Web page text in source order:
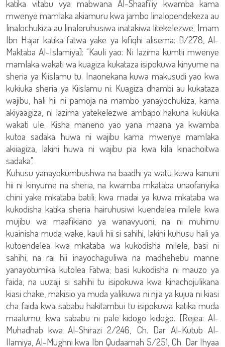
katika vitabu vya mabwana Al-Shaafi'iy kwamba kama
mwenye mamlaka akiamuru kwa jambo linalopendekeza au
linalochukiza au linaloruhusiwa inatakiwa litekelezwe; Imam
Ibn Hajar katika fatwa yake ya kifiqhi alisema: [1/278, Al-
Maktaba Al-Islamiya]: "Kauli yao: Ni lazima kumtii mwenye
mamlaka wakati wa kuagiza kukataza isipokuwa kinyume na
sheria ya Kiislamu tu. Inaonekana kuwa makusudi yao kwa
kukiuka sheria ya Kiislamu ni: Kuagiza dhambi au kukataza
wajibu, hali hii ni pamoja na mambo yanayochukiza, kama
akiyaagiza, ni lazima yatekelezwe ambapo hakuna kukiuka
wakati ule. Kisha maneno yao yana maana ya kwamba
kutoa sadaka huwa ni wajibu kama mwenye mamlaka
akiiagiza, lakini huwa ni wajibu pia kwa kila kinachoitwa
sadaka".
Kuhusu yanayokumbushwa na baadhi ya watu kuwa kanuni
hii ni kinyume na sheria, na kwamba mkataba unaofanyika
chini yake mkataba batili; kwa madai ya kuwa mkataba wa
kukodisha katika sheria hairuhusiwi kuendelea milele kwa
mujibu wa maafikiano ya wanavyuoni, na ni muhimu
kuainisha muda wake, kauli hii si sahihi, lakini kuhusu hali ya
kutoendelea kwa mkataba wa kukodisha milele, basi ni
sahihi, na rai hii inayochaguliwa na madhehebu manne
yanayotumika kutolea Fatwa; basi kukodisha ni mauzo ya
faida, na uuzaji si sahihi tu isipokuwa kwa kinachojulikana
kiasi chake, makisio ya muda yalikuwa ni njia ya kujua ni kiasi
cha faida kwa sababu hakitambui tu isipokuwa katika muda
maalumu; kwa sababu ni pale kidogo kidogo. [Rejea: Al-
Muhadhab kwa Al-Shirazi 2/246, Ch. Dar Al-Kutub Al-
Ilamiya, Al-Mughni kwa Ibn Qudaamah 5/251, Ch. Dar Ihyaa